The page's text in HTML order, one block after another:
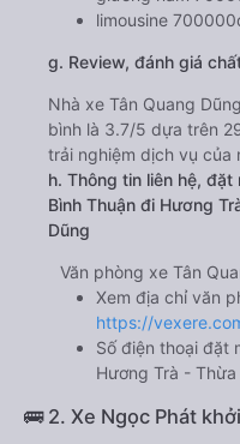
limousine
g. Review, đánh giá
Nhà xe Tân Quang
bình là 3.7/5 dựa trên
trải nghiệm dịch vụ của
h. Thông tin liên hệ,
Bình Thuận đi Hương
Dũng
Văn phòng xe Tân
Xem địa chỉ văn
https://
Số điện thoại đặt
Hương Trà - Thừa
🚌 2. Xe Ngọc Phát